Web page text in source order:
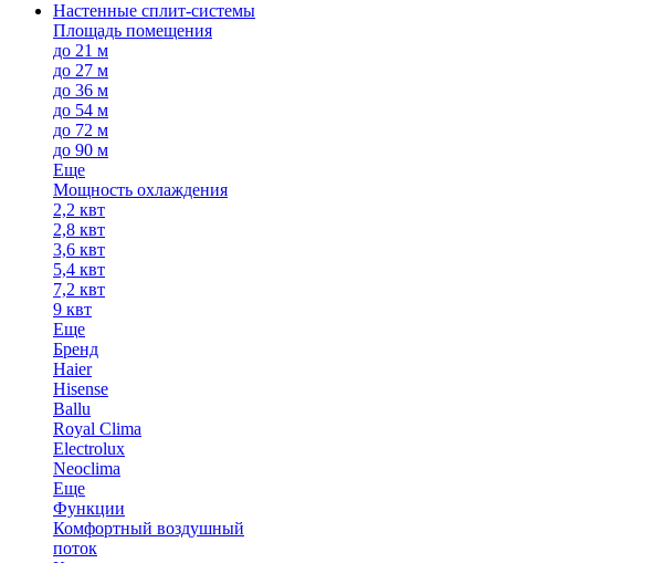
Настенные сплит-системы
Площадь помещения
до 21 м
до 27 м
до 36 м
до 54 м
до 72 м
до 90 м
Еще
Мощность охлаждения
2,2 квт
2,8 квт
3,6 квт
5,4 квт
7,2 квт
9 квт
Еще
Бренд
Haier
Hisense
Ballu
Royal Clima
Electrolux
Neoclima
Еще
Функции
Комфортный воздушный
поток